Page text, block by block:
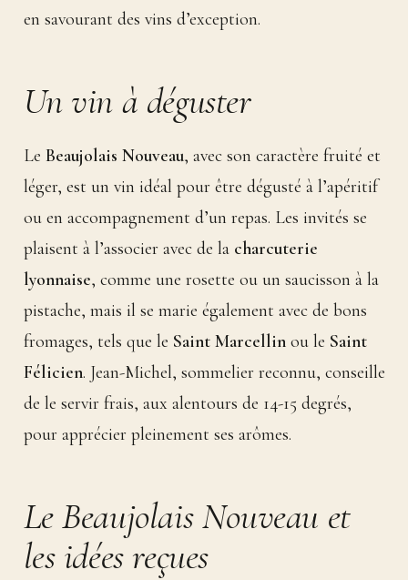
en savourant des vins d’exception.
Un vin à déguster
Le Beaujolais Nouveau, avec son caractère fruité et
léger, est un vin idéal pour être dégusté à l’apéritif
ou en accompagnement d’un repas. Les invités se
plaisent à l’associer avec de la charcuterie
lyonnaise, comme une rosette ou un saucisson à la
pistache, mais il se marie également avec de bons
fromages, tels que le Saint Marcellinou le Saint
Félicien. Jean-Michel, sommelier reconnu, conseille
de le servir frais, aux alentours de 14-15 degrés,
pour apprécier pleinement ses arômes.
Le Beaujolais Nouveau et
les idées reçues